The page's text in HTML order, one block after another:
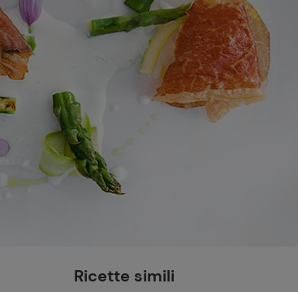
Finferli, animelle e
salsa ai frutti rossi
Come affumicare:
legna ed erbe da
usare
perduta
Ricette simili